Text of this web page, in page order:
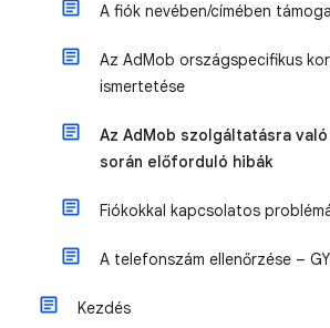
A fiók nevében/címében
Az AdMob országspecifikus
ismertetése
Az AdMob szolgáltatásra
során előforduló hibák
Fiókokkal kapcsolatos
A telefonszám ellenőrzése –
Kezdés